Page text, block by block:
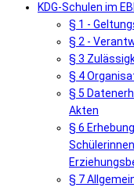
KDG-Schulen im
§ 1 -
§ 2 -
§ 3
§ 4
§ 5
Akten
§ 6
§ 7